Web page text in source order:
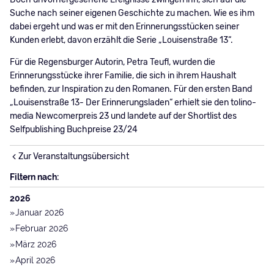
Suche nach seiner eigenen Geschichte zu machen. Wie es ihm
dabei ergeht und was er mit den Erinnerungsstücken seiner
Kunden erlebt, davon erzählt die Serie „Louisenstraße 13“.
Für die Regensburger Autorin, Petra Teufl, wurden die
Erinnerungsstücke ihrer Familie, die sich in ihrem Haushalt
befinden, zur Inspiration zu den Romanen. Für den ersten Band
„Louisenstraße 13- Der Erinnerungsladen“ erhielt sie den tolino-
media Newcomerpreis 23 und landete auf der Shortlist des
Selfpublishing Buchpreise 23/24
Zur Veranstaltungsübersicht
Filtern nach:
2026
Januar 2026
Februar 2026
März 2026
April 2026